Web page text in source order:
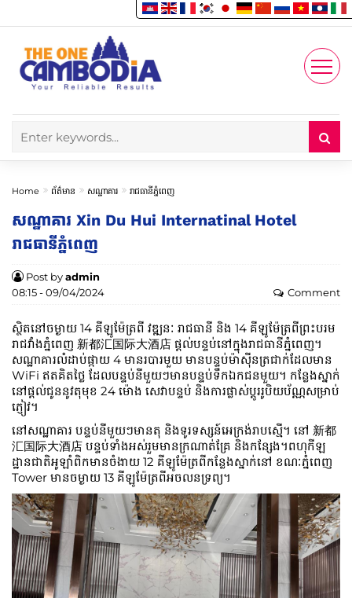
Account
Enjoy
Home ព័ត៌មាន សណ្ឋាគារ រាជធានីភ្នំពេញ
សណ្ឋាគារ Xin Du Hui Internatinal Hotel
រាជធានីភ្នំពេញ
Post byadmin
08:15 - 09/04/2024
Comment
ស្ថិតនៅចម្ងាយ 14 គីឡូម៉ែត្រពី វឌ្ឍនៈ រាជធានី និង 14 គីឡូម៉ែត្រពីព្រះបរម
រាជវាំងភ្នំពេញ 新都汇国际大酒店 ផ្តល់បន្ទប់នៅក្នុងរាជធានីភ្នំពេញ។
សណ្ឋាគារលំដាប់ផ្កាយ 4 មានរបារមួយ មានបន្ទប់ម៉ាស៊ីនត្រជាក់ដែលមាន
WiFi ឥតគិតថ្លៃ ដែលបន្ទប់នីមួយៗមានបន្ទប់ទឹកឯកជនមួយ។ កន្លែងស្នាក់
នៅផ្តល់ជូននូវតុមុខ 24 ម៉ោង សេវាបន្ទប់ និងការផ្លាស់ប្តូររូបិយប័ណ្ណសម្រាប់
ភ្ញៀវ។
នៅសណ្ឋាគារ បន្ទប់នីមួយៗមានតុ និងទូរទស្សន៍អេក្រង់រាបស្មើ។ នៅ 新都
汇国际大酒店 បន្ទប់ទាំងអស់រួមមានក្រណាត់គ្រែ និងកន្សែង។ពហុកីឡ
ដ្ឋានជាតិអូឡាំពិកមានចំងាយ 12 គីឡូម៉ែត្រពីកន្លែងស្នាក់នៅ ខណៈភ្នំពេញ
Tower មានចម្ងាយ 13 គីឡូម៉ែត្រពីអចលនទ្រព្យ។